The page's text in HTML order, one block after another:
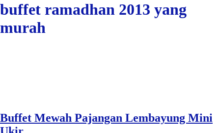
buffet ramadhan 2013 yang
murah
Buffet Mewah Pajangan Lembayung Mini